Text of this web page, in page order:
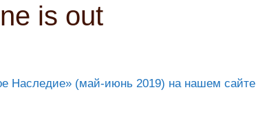
is out
Наследие» (май-июнь 2019) на нашем сайте